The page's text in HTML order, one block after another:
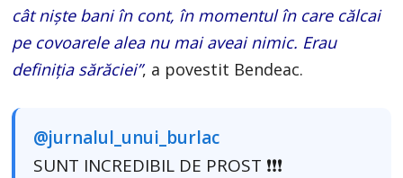
cât niște bani în cont, în momentul în care călcai
pe covoarele alea nu mai aveai nimic. Erau
definiția sărăciei”, a povestit Bendeac.
@jurnalul_unui_burlac
SUNT INCREDIBIL DE PROST ❗️❗️❗️